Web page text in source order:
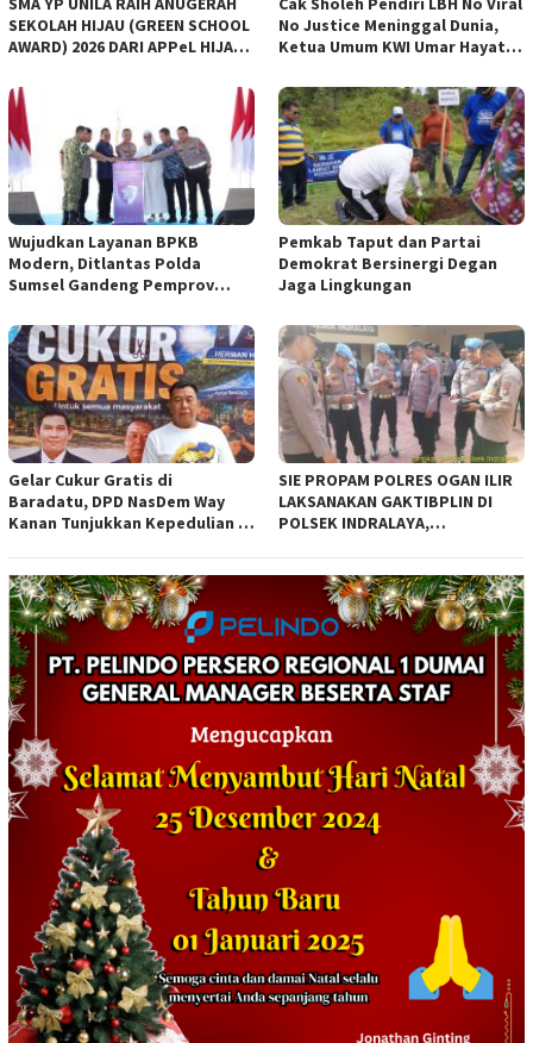
SEKOLAH HIJAU (GREEN SCHOOL
AWARD) 2026 DARI APPeL HIJAU
No Justice Meninggal Dunia,
Ketua Umum KWI Umar Hayat
Wujudkan Layanan BPKB
Modern, Ditlantas Polda
Sumsel Gandeng Pemprov
Pemkab Taput dan Partai
Demokrat Bersinergi Degan
Jaga Lingkungan
Gelar Cukur Gratis di
Baradatu, DPD NasDem Way
Kanan Tunjukkan Kepedulian di
SIE PROPAM POLRES OGAN ILIR
LAKSANAKAN GAKTIBPLIN DI
POLSEK INDRALAYA,
PERSONEL POLRI*